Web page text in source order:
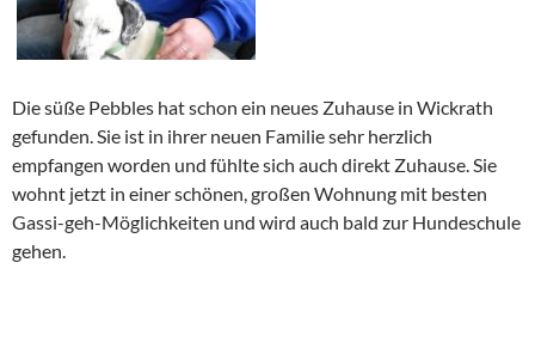
Die süße Pebbles hat schon ein neues Zuhause in Wickrath
gefunden. Sie ist in ihrer neuen Familie sehr herzlich
empfangen worden und fühlte sich auch direkt Zuhause. Sie
wohnt jetzt in einer schönen, großen Wohnung mit besten
Gassi-geh-Möglichkeiten und wird auch bald zur Hundeschule
gehen.